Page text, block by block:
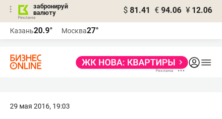
забронируй
валюту
$ 81.41 € 94.06 ¥ 12.06
Казань20.9° Москва27°
29 мая 2016, 19:03